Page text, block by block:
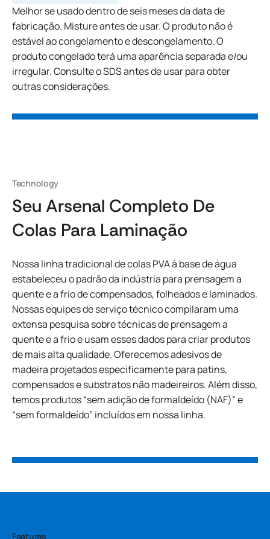
Melhor se usado dentro de seis meses da data de
fabricação. Misture antes de usar. O produto não é
estável ao congelamento e descongelamento. O
produto congelado terá uma aparência separada e/ou
irregular. Consulte o SDS antes de usar para obter
outras considerações.
Technology
Seu Arsenal Completo De
Colas Para Laminação
Nossa linha tradicional de colas PVA à base de água
estabeleceu o padrão da indústria para prensagem a
quente e a frio de compensados, folheados e laminados.
Nossas equipes de serviço técnico compilaram uma
extensa pesquisa sobre técnicas de prensagem a
quente e a frio e usam esses dados para criar produtos
de mais alta qualidade. Oferecemos adesivos de
madeira projetados especificamente para patins,
compensados e substratos não madeireiros. Além disso,
temos produtos “sem adição de formaldeído (NAF)” e
“sem formaldeído” incluídos em nossa linha.
Features